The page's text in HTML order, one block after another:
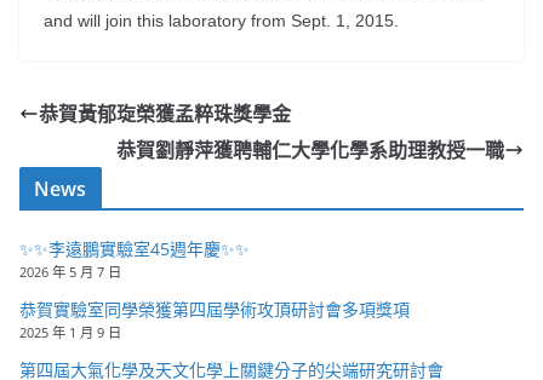
and will join this laboratory from Sept. 1, 2015.
恭賀黃郁琁榮獲孟粹珠獎學金
恭賀劉靜萍獲聘輔仁大學化學系助理教授一職
News
✨✨李遠鵬實驗室45週年慶✨✨
2026 年 5 月 7 日
恭賀實驗室同學榮獲第四屆學術攻頂研討會多項獎項
2025 年 1 月 9 日
第四屆大氣化學及天文化學上關鍵分子的尖端研究研討會